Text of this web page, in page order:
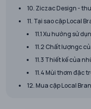
10. Ziczac Design -
11. Tại sao cặp Local
11.1 Xu hướng sử
11.2 Chất lượngc
11.3 Thiết kế của
11.4 Mùi thơm đặc
12. Mua cặp Local